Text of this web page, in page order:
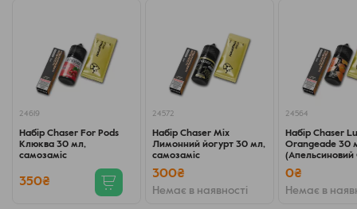
24619
Набір Chaser For Pods
Клюква 30 мл,
самозаміс
350₴
24572
Набір Chaser Mix
Лимонний йогурт 30 мл,
самозаміс
300₴
Немає в наявності
24564
Набір Chaser
Orangeade 30
(Апельсиновий
самозаміс
0₴
Немає в